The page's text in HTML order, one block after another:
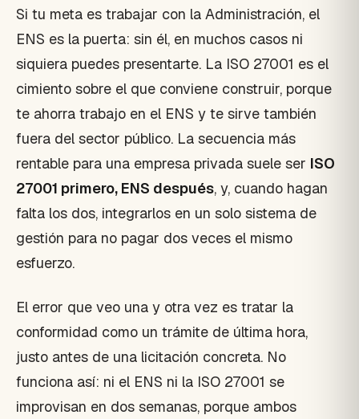
Si tu meta es trabajar con la Administración, el
ENS es la puerta: sin él, en muchos casos ni
siquiera puedes presentarte. La ISO 27001 es el
cimiento sobre el que conviene construir, porque
te ahorra trabajo en el ENS y te sirve también
fuera del sector público. La secuencia más
rentable para una empresa privada suele ser ISO
27001 primero, ENS después, y, cuando hagan
falta los dos, integrarlos en un solo sistema de
gestión para no pagar dos veces el mismo
esfuerzo.
El error que veo una y otra vez es tratar la
conformidad como un trámite de última hora,
justo antes de una licitación concreta. No
funciona así: ni el ENS ni la ISO 27001 se
improvisan en dos semanas, porque ambos